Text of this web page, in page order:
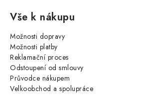
Vše k nákupu
Možnosti dopravy
Možnosti platby
Reklamační proces
Odstoupení od smlouvy
Průvodce nákupem
Velkoobchod a spolupráce